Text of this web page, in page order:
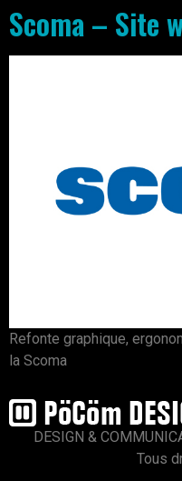
Scoma – Site
Refonte graphique,
la Scoma
DESIGN &
Tous